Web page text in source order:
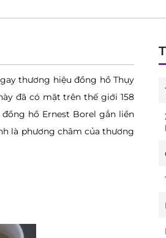
thương hiệu đồng hồ Thụy
đã có mặt trên thế giới 158
hồ Ernest Borel gắn liền
là phương châm của thương